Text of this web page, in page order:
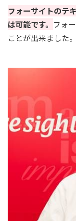
フォーサイトのテ
は可能です。 フォ
ことが出来ました